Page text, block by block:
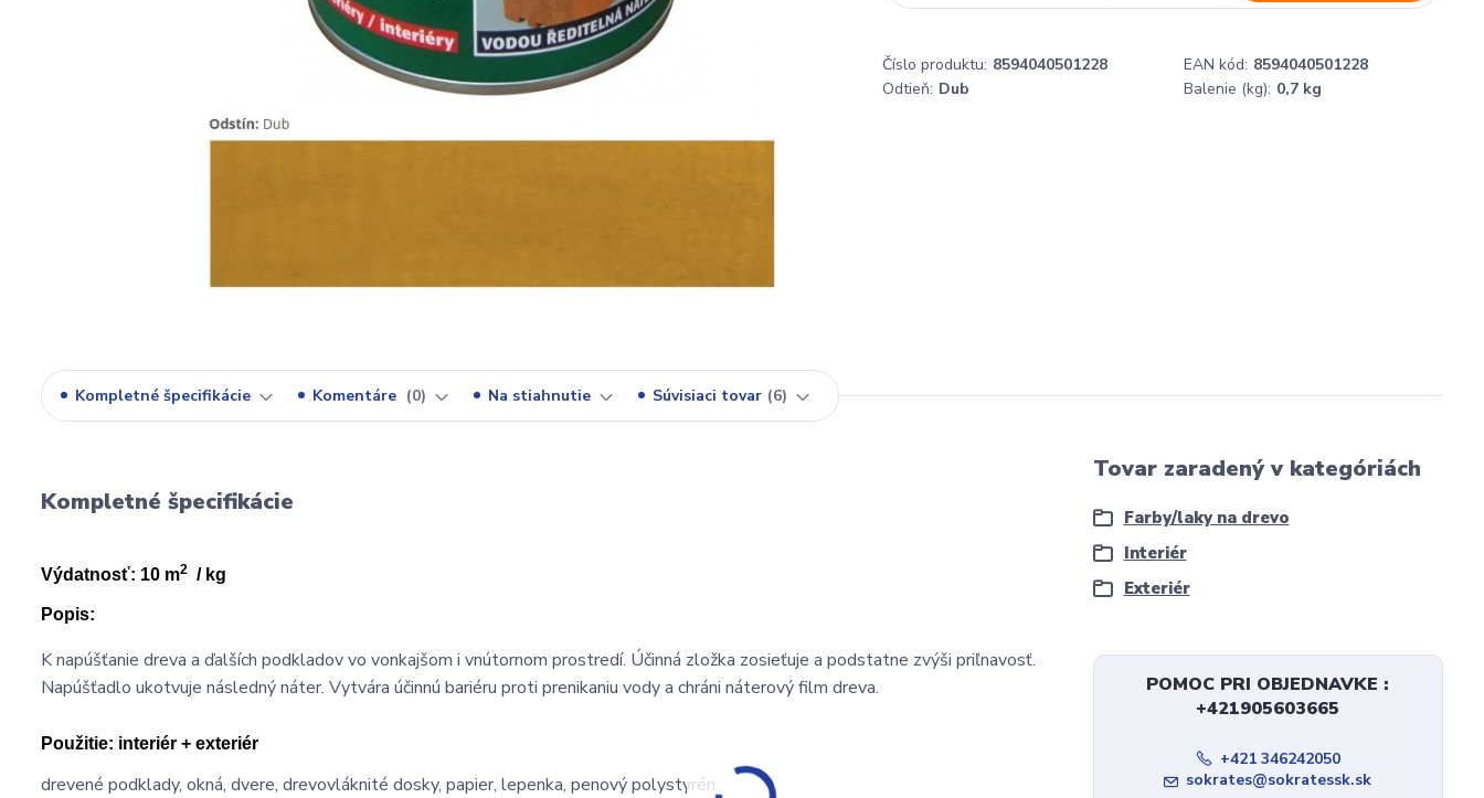
Číslo produktu: 8594040501228 EAN kód: 8594040501228
Odtieň: Dub Balenie (kg): 0,7 kg
Kompletné špecifikácie Komentáre 0 Na stiahnutie Súvisiaci tovar 6
Kompletné špecifikácie
Výdatnosť: 10 m2 / kg
Popis:
K napúšťanie dreva a ďalších podkladov vo vonkajšom i vnútornom prostredí. Účinná zložka zosieťuje a podstatne zvýši priľnavosť.
Napúšťadlo ukotvuje následný náter. Vytvára účinnú bariéru proti prenikaniu vody a chráni náterový film dreva.
Použitie: interiér + exteriér
drevené podklady, okná, dvere, drevovláknité dosky, papier, lepenka, penový polystyrén
Tovar zaradený v kategóriách
Farby/laky na drevo
Interiér
Exteriér
POMOC PRI OBJEDNAVKE :
+421905603665
+421 346242050
sokrates@sokratessk.sk